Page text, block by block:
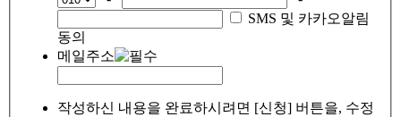
SMS 및 카카오알림
동의
메일주소
작성하신 내용을 완료하시려면 [신청] 버튼을, 수정